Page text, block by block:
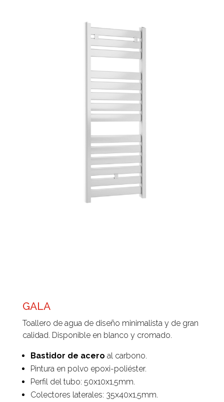
GALA
Toallero de agua de diseño minimalista y de gran
calidad. Disponible en blanco y cromado.
Bastidor de acero al carbono.
Pintura en polvo epoxi-poliéster.
Perfil del tubo: 50x10x1,5mm.
Colectores laterales: 35x40x1,5mm.